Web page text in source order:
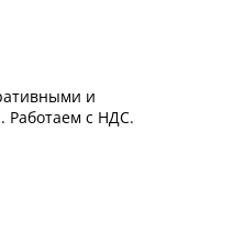
и
Работаем с НДС.